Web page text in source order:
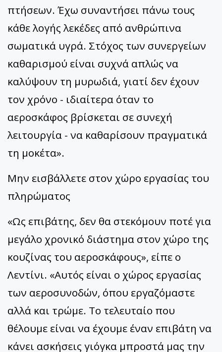
πτήσεων. Έχω συναντήσει πάνω τους
κάθε λογής λεκέδες από ανθρώπινα
σωματικά υγρά. Στόχος των συνεργείων
καθαρισμού είναι συχνά απλώς να
καλύψουν τη μυρωδιά, γιατί δεν έχουν
τον χρόνο - ιδιαίτερα όταν το
αεροσκάφος βρίσκεται σε συνεχή
λειτουργία - να καθαρίσουν πραγματικά
τη μοκέτα».
Μην εισβάλλετε στον χώρο εργασίας του
πληρώματος
«Ως επιβάτης, δεν θα στεκόμουν ποτέ για
μεγάλο χρονικό διάστημα στον χώρο της
κουζίνας του αεροσκάφους», είπε ο
Λεντίνι. «Αυτός είναι ο χώρος εργασίας
των αεροσυνοδών, όπου εργαζόμαστε
αλλά και τρώμε. Το τελευταίο που
θέλουμε είναι να έχουμε έναν επιβάτη να
κάνει ασκήσεις γιόγκα μπροστά μας την